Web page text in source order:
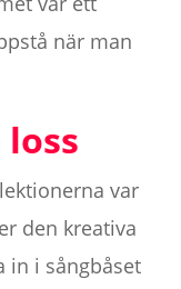
när man
var
den kreativa
in i sångbåset